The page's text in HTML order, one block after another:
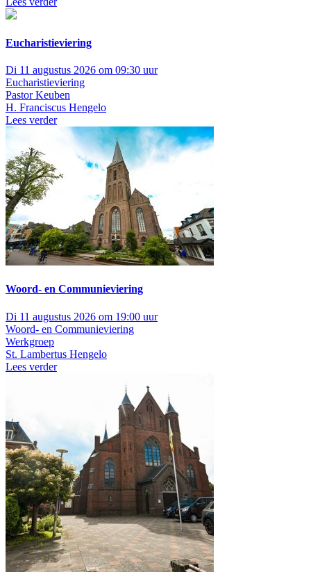
Eucharistieviering
Di 11 augustus 2026 om 09:30 uur
Eucharistieviering
Pastor Keuben
H. Franciscus Hengelo
Lees verder
Woord- en Communieviering
Di 11 augustus 2026 om 19:00 uur
Woord- en Communieviering
Werkgroep
St. Lambertus Hengelo
Lees verder